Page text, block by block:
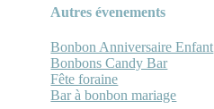
Autres évenements
Bonbon Anniversaire Enfant
Bonbons Candy Bar
Fête foraine
Bar à bonbon mariage